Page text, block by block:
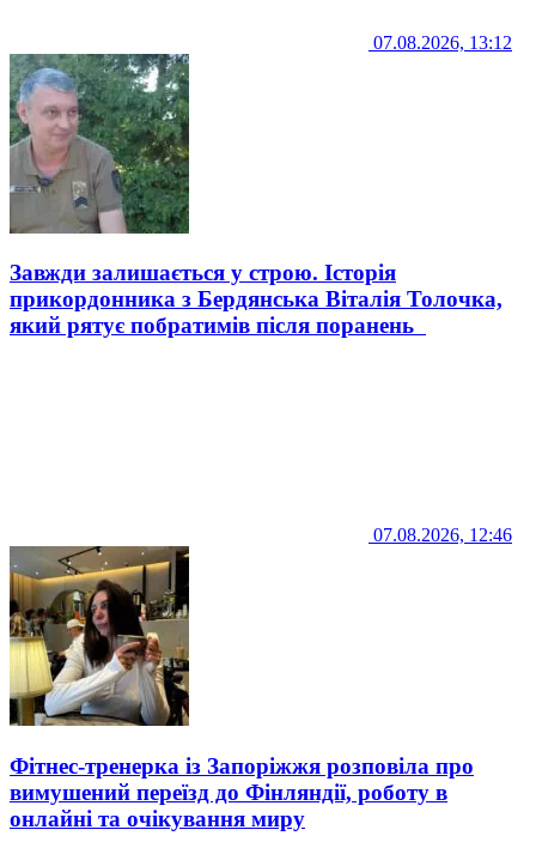
07.08.2026, 13:12
Завжди залишається у строю. Історія
прикордонника з Бердянська Віталія Толочка,
який рятує побратимів після поранень
07.08.2026, 12:46
Фітнес-тренерка із Запоріжжя розповіла про
вимушений переїзд до Фінляндії, роботу в
онлайні та очікування миру